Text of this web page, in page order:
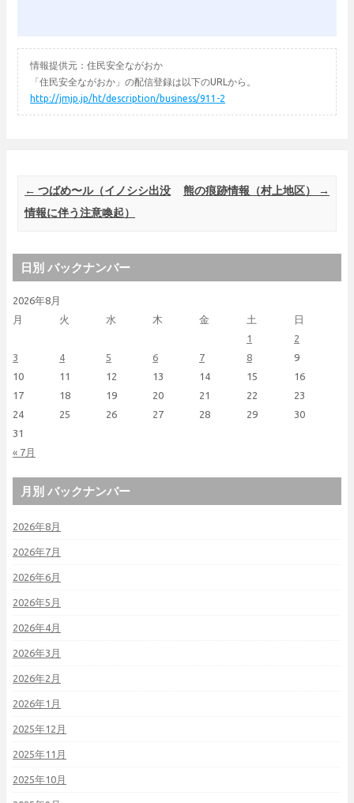
情報提供元：住民安全ながおか
「住民安全ながおか」の配信登録は以下のURLから。
http://jmjp.jp/ht/description/business/911-2
Post navigation
← つばめ〜ル（イノシシ出没
情報に伴う注意喚起）
熊の痕跡情報（村上地区） →
日別 バックナンバー
2026年8月
月
火 水 木 金 土 日
« 7月
1
2
3
4 5 6 7 8
9
10
11 12 13 14 15
16
17
18 19 20 21 22
23
24
25 26 27 28 29
30
31
月別 バックナンバー
2026年8月
2026年7月
2026年6月
2026年5月
2026年4月
2026年3月
2026年2月
2026年1月
2025年12月
2025年11月
2025年10月